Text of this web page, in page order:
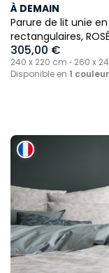
À DEMAIN
Parure de lit unie
rectangulaires,
305,00 €
240 x 220 cm ⋅ 260 x
Disponible en 1 couleur